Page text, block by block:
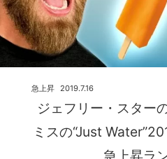
ジェフリー・スター
ミスの“Just
急上昇ラ
2019.7.16
急上昇